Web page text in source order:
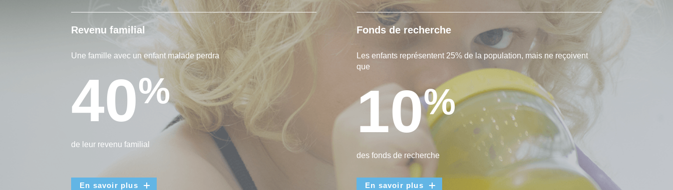
Revenu familial
Une famille avec un enfant malade perdra
40%
de leur revenu familial
En savoir plus
Fonds de recherche
Les enfants représentent 25% de la population, mais ne reçoivent
que
10%
des fonds de recherche
En savoir plus